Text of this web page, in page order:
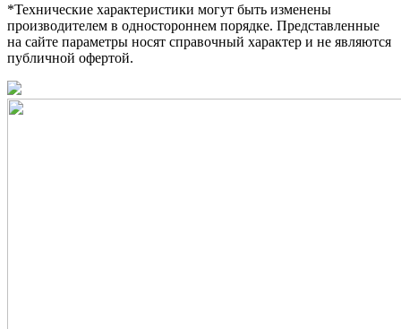
*Технические характеристики могут быть изменены
производителем в одностороннем порядке. Представленные
на сайте параметры носят справочный характер и не являются
публичной офертой.